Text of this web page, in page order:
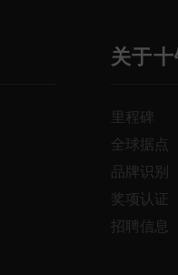
关于十
里程碑
全球据点
品牌识别
奖项认证
招聘信息